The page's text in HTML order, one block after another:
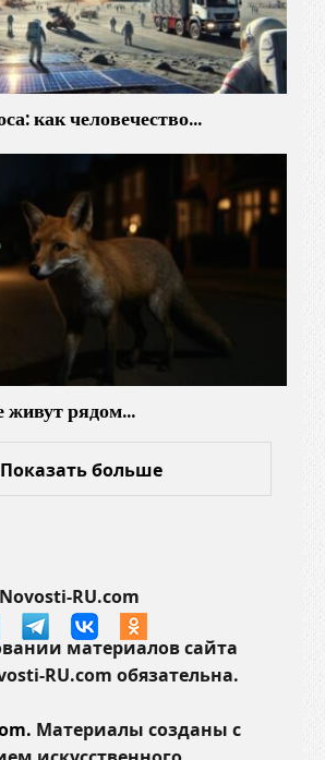
как человечество…
живут рядом…
Показать больше
RU.com
материалов сайта
RU.com обязательна.
Материалы созданы с